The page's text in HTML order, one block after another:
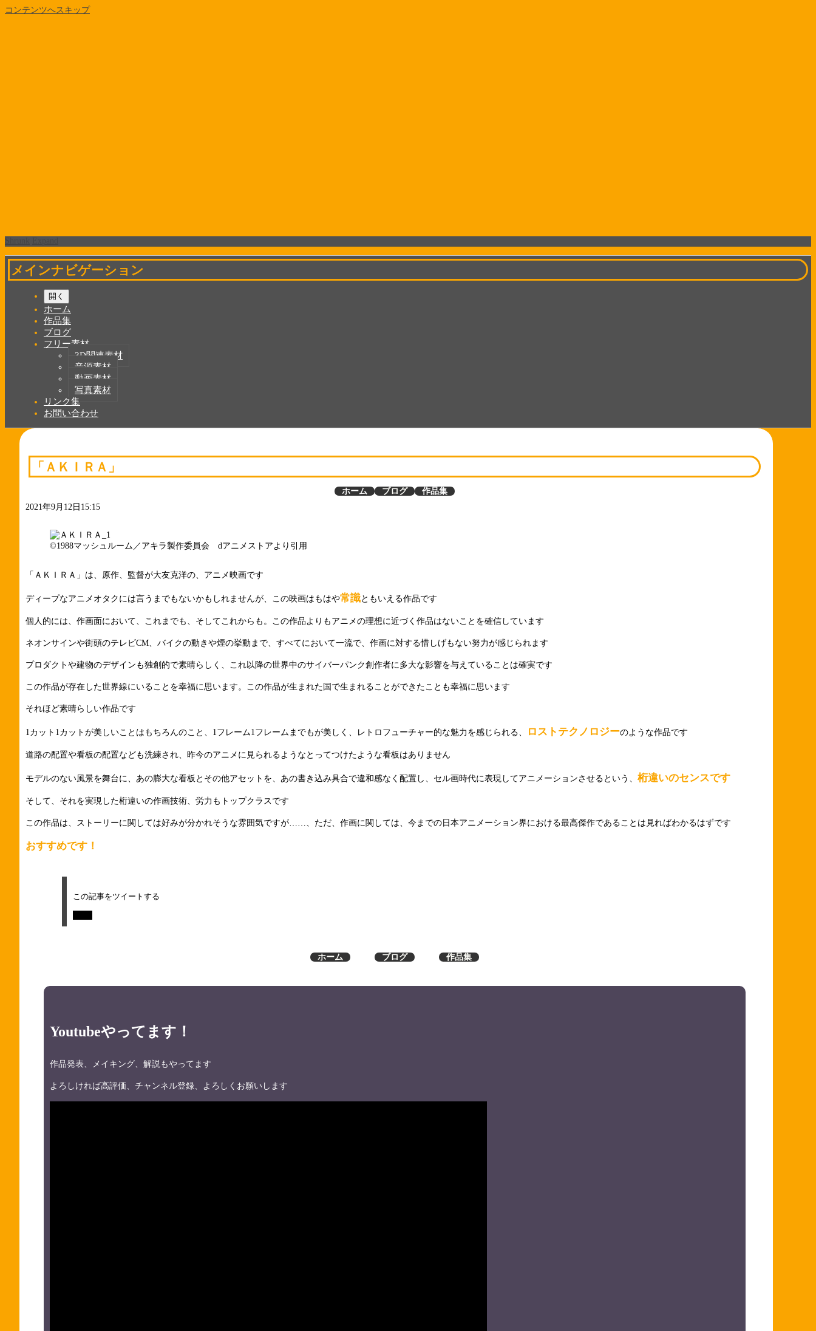
コンテンツへスキップ
メインナビゲーション
開く
ホーム
作品集
ブログ
フリー素材
3D関連素材
音源素材
動画素材
写真素材
リンク集
お問い合わせ
「ＡＫＩＲＡ」
ホーム ブログ
作品集
2021年9月12日15:15
©1988マッシュルーム／アキラ製作委員会 dアニメストアより引用
「ＡＫＩＲＡ」は、原作、監督が大友克洋の、アニメ映画です
ディープなアニメオタクには言うまでもないかもしれませんが、この映画はもはや常識ともいえる作品です
個人的には、作画面において、これまでも、そしてこれからも。この作品よりもアニメの理想に近づく作品はないことを確信しています
ネオンサインや街頭のテレビCM、バイクの動きや煙の挙動まで、すべてにおいて一流で、作画に対する惜しげもない努力が感じられます
プロダクトや建物のデザインも独創的で素晴らしく、これ以降の世界中のサイバーパンク創作者に多大な影響を与えていることは確実です
この作品が存在した世界線にいることを幸福に思います。この作品が生まれた国で生まれることができたことも幸福に思います
それほど素晴らしい作品です
1カット1カットが美しいことはもちろんのこと、1フレーム1フレームまでもが美しく、レトロフューチャー的な魅力を感じられる、 ロストテクノロジーのような作品です
道路の配置や看板の配置なども洗練され、昨今のアニメに見られるようなとってつけたような看板はありません
モデルのない風景を舞台に、あの膨大な看板とその他アセットを、あの書き込み具合で違和感なく配置し、セル画時代に表現してアニメーションさせるという、 桁違いのセンスです
そして、それを実現した桁違いの作画技術、労力もトップクラスです
この作品は、ストーリーに関しては好みが分かれそうな雰囲気ですが……、ただ、作画に関しては、今までの日本アニメーション界における最高傑作であることは見ればわかるはずです
おすすめです！
この記事をツイートする
ホーム ブログ 作品集
Youtubeやってます！
作品発表、メイキング、解説もやってます
よろしければ高評価、チャンネル登録、よろしくお願いします